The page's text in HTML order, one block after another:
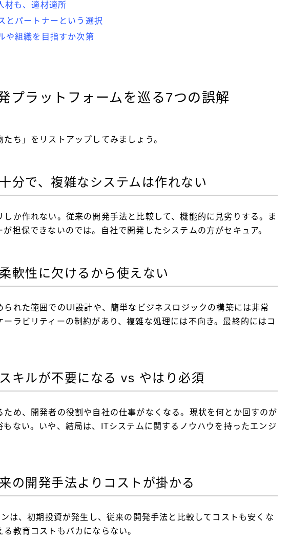
材も、適材適所
とパートナーという選択
や組織を目指すか次第
プラットフォームを巡る7つの誤解
ち」をリストアップしてみましょう。
分で、複雑なシステムは作れない
しか作れない。従来の開発手法と比較して、機能的に見劣りする。ま
担保できないのでは。自社で開発したシステムの方がセキュア。
軟性に欠けるから使えない
られた範囲でのUI設計や、簡単なビジネスロジックの構築には非常
ーラビリティーの制約があり、複雑な処理には不向き。最終的にはコ
キルが不要になる vs やはり必須
ため、開発者の役割や自社の仕事がなくなる。現状を何とか回すのが
もない。いや、結局は、ITシステムに関するノウハウを持ったエンジ
の開発手法よりコストが掛かる
は、初期投資が発生し、従来の開発手法と比較してコストも安くな
教育コストもバカにならない。